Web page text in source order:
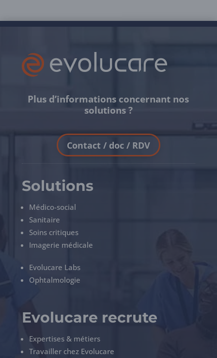
Plus d’informations concernant nos
solutions ?
Contact / doc / RDV
Solutions
Médico-social
Sanitaire
Soins critiques
Imagerie médicale
Evolucare Labs
Ophtalmologie
Evolucare recrute
Expertises & métiers
Travailler chez Evolucare